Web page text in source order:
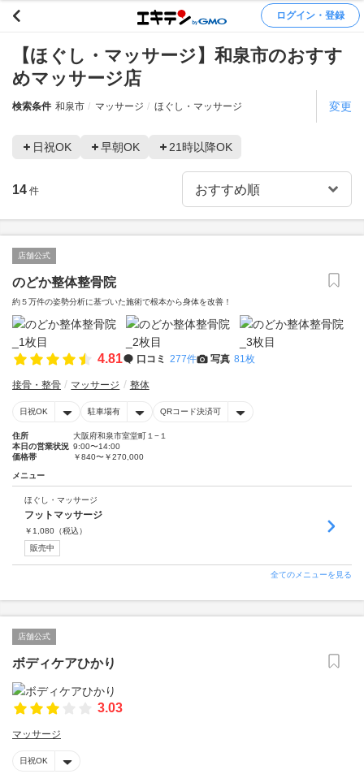
ログイン・登録
【ほぐし・マッサージ】和泉市のおすす
めマッサージ店
検索条件 和泉市 マッサージ ほぐし・マッサージ 変更
日祝OK 早朝OK 21時以降OK
14 件
店舗公式
のどか整体整骨院
約５万件の姿勢分析に基づいた施術で根本から身体を改善！
4.81 口コミ 277件 写真 81枚
接骨・整骨 マッサージ 整体
日祝OK 駐車場有 QRコード決済可
住所
大阪府和泉市室堂町１−１
本日の営業状況 9:00〜14:00
価格帯
￥840〜￥270,000
メニュー
ほぐし・マッサージ
フットマッサージ
￥ 1,080 （税込）
販売中
全てのメニューを見る
店舗公式
ボディケアひかり
3.03
マッサージ
日祝OK